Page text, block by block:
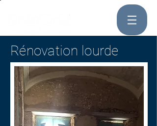
Rénovation lourde